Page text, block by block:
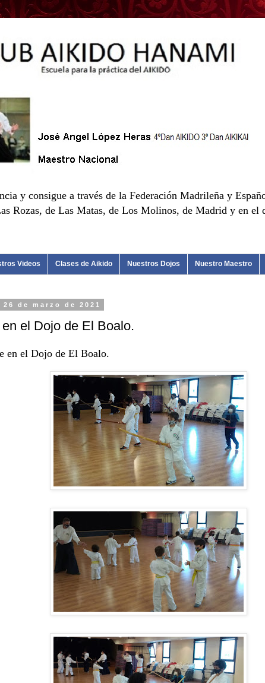
y consigue a través de la Federación Madrileña y
Rozas, de Las Matas, de Los Molinos, de Madrid y en
Videos Clases de Aikido Nuestros Dojos Nuestro Maestro
de marzo de 2021
el Dojo de El Boalo.
en el Dojo de El Boalo.